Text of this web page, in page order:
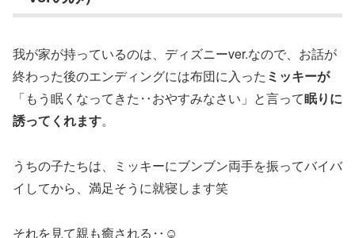
我が家が持っているのは、ディズニーver.なので、お話が
終わった後のエンディングには布団に入った ミッキーが
「もう眠くなってきた‥おやすみなさい」と言って眠りに
誘ってくれます。
うちの子たちは、ミッキーにブンブン両手を振ってバイバ
イしてから、満足そうに就寝します笑
それを見て親も癒される‥☺️